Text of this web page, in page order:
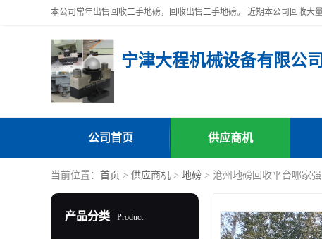
宁津大程机械设备有限公司
公司首页 供应商机
当前位置： 首页 > 供应商机 > 地磅 > 沧州地磅回收平台哪家强
产品分类 Product